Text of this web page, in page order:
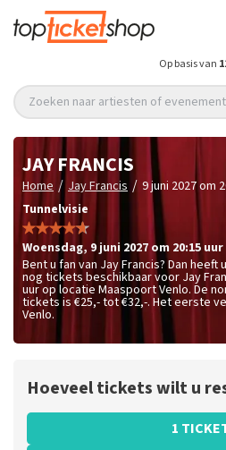
Op basis van
Zoeken naar artiesten of
JAY FRANCIS
Home / Jay Francis / 9 juni 2027 om
Tunnelvisie
woensdag, 9 juni 2027 om 20:15 uur
Bent u fan van Jay Francis? Dan
nog tickets beschikbaar voor Jay
uur op locatie Maaspoort Venlo. De
tickets is €25,- tot €32,-. Het eerste
Venlo.
Hoeveel tickets wilt u
1